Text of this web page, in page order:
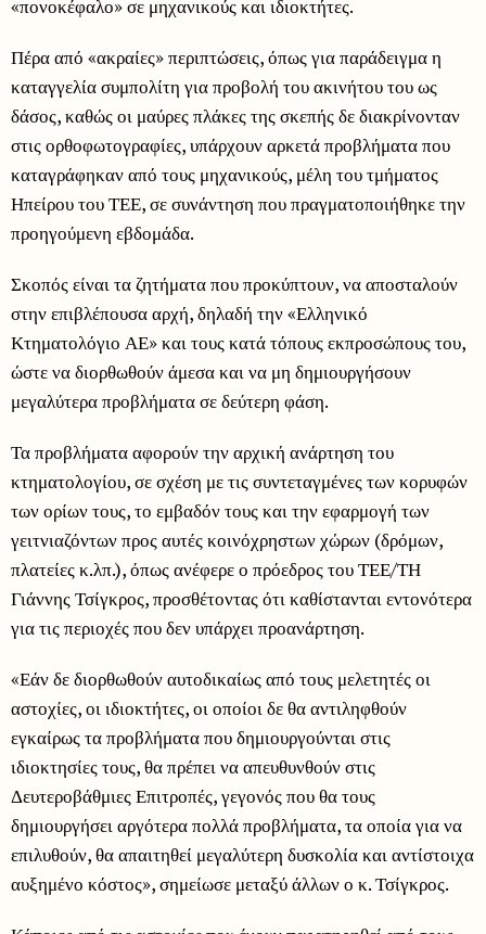
«πονοκέφαλο» σε μηχανικούς και ιδιοκτήτες.
Πέρα από «ακραίες» περιπτώσεις, όπως για παράδειγμα η
καταγγελία συμπολίτη για προβολή του ακινήτου του ως
δάσος, καθώς οι μαύρες πλάκες της σκεπής δε διακρίνονταν
στις ορθοφωτογραφίες, υπάρχουν αρκετά προβλήματα που
καταγράφηκαν από τους μηχανικούς, μέλη του τμήματος
Ηπείρου του ΤΕΕ, σε συνάντηση που πραγματοποιήθηκε την
προηγούμενη εβδομάδα.
Σκοπός είναι τα ζητήματα που προκύπτουν, να αποσταλούν
στην επιβλέπουσα αρχή, δηλαδή την «Ελληνικό
Κτηματολόγιο ΑΕ» και τους κατά τόπους εκπροσώπους του,
ώστε να διορθωθούν άμεσα και να μη δημιουργήσουν
μεγαλύτερα προβλήματα σε δεύτερη φάση.
Τα προβλήματα αφορούν την αρχική ανάρτηση του
κτηματολογίου, σε σχέση με τις συντεταγμένες των κορυφών
των ορίων τους, το εμβαδόν τους και την εφαρμογή των
γειτνιαζόντων προς αυτές κοινόχρηστων χώρων (δρόμων,
πλατείες κ.λπ.), όπως ανέφερε ο πρόεδρος του ΤΕΕ/ΤΗ
Γιάννης Τσίγκρος, προσθέτοντας ότι καθίστανται εντονότερα
για τις περιοχές που δεν υπάρχει προανάρτηση.
«Εάν δε διορθωθούν αυτοδικαίως από τους μελετητές οι
αστοχίες, οι ιδιοκτήτες, οι οποίοι δε θα αντιληφθούν
εγκαίρως τα προβλήματα που δημιουργούνται στις
ιδιοκτησίες τους, θα πρέπει να απευθυνθούν στις
Δευτεροβάθμιες Επιτροπές, γεγονός που θα τους
δημιουργήσει αργότερα πολλά προβλήματα, τα οποία για να
επιλυθούν, θα απαιτηθεί μεγαλύτερη δυσκολία και αντίστοιχα
αυξημένο κόστος», σημείωσε μεταξύ άλλων ο κ. Τσίγκρος.